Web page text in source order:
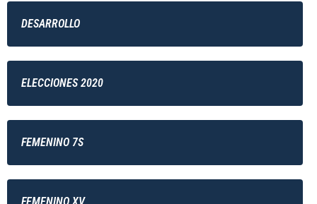
DESARROLLO
ELECCIONES 2020
FEMENINO 7S